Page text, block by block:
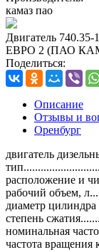
камаз пао
Двигатель
ЕВРО 2 (ПАО
Поделиться:
Описание
Отзывы и
Оренбург
двигатель
расположение и
рабочий объем,
диаметр
степень
номинальная
частота вращения